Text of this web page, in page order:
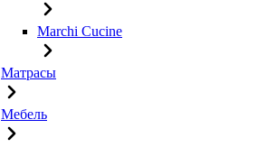
Marchi Cucine
Матрасы
Мебель